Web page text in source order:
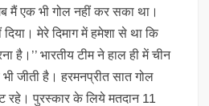
मैं एक भी गोल नहीं कर सका था।
मेरे दिमाग में हमेशा से था कि
है।’’ भारतीय टीम ने हाल ही में चीन
भी जीती है। हरमनप्रीत सात गोल
रहे। पुरस्कार के लिये मतदान 11